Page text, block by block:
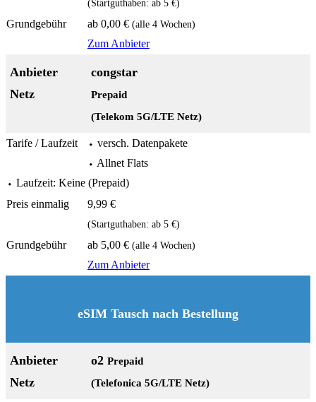
(Startguthaben: ab 5 €)
ab 0,00 € (alle 4 Wochen)
Zum Anbieter
congstar
Prepaid
(Telekom 5G/LTE Netz)
⬩ versch. Datenpakete
⬩ Allnet Flats
⬩ Laufzeit: Keine (Prepaid)
9,99 €
(Startguthaben: ab 5 €)
ab 5,00 € (alle 4 Wochen)
Zum Anbieter
eSIM Tausch nach Bestellung
o2 Prepaid
(Telefonica 5G/LTE Netz)